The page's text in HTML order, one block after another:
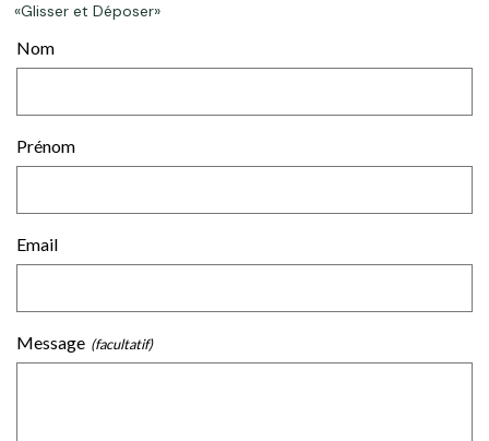
«Glisser et Déposer»
Nom
Prénom
Email
Message